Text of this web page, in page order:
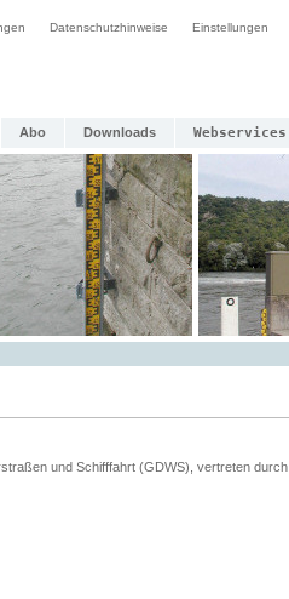
Datenschutzhinweise Einstellungen
Abo Downloads Webservices
und Schifffahrt (GDWS), vertreten durch